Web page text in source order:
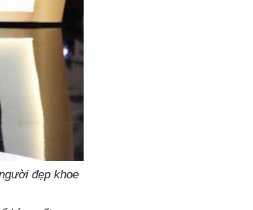
đẹp khoe